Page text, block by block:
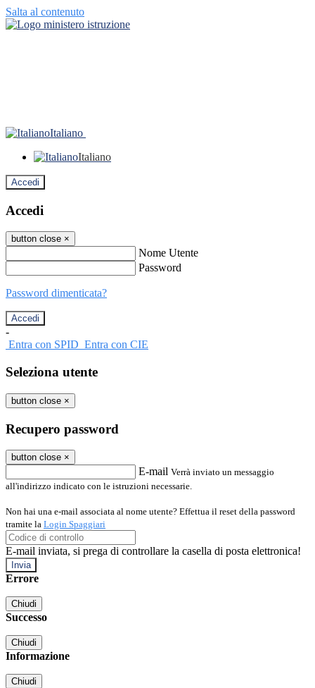
Salta al contenuto
Italiano
Italiano
Accedi
Accedi
button close ×
Nome Utente
Password
Password dimenticata?
-
Entra con SPID Entra con CIE
Seleziona utente
button close ×
Recupero password
button close ×
E-mail Verrà inviato un messaggio
all'indirizzo indicato con le istruzioni necessarie.
Non hai una e-mail associata al nome utente? Effettua il reset della password
tramite la Login Spaggiari
E-mail inviata, si prega di controllare la casella di posta elettronica!
Errore
Chiudi
Successo
Chiudi
Informazione
Chiudi